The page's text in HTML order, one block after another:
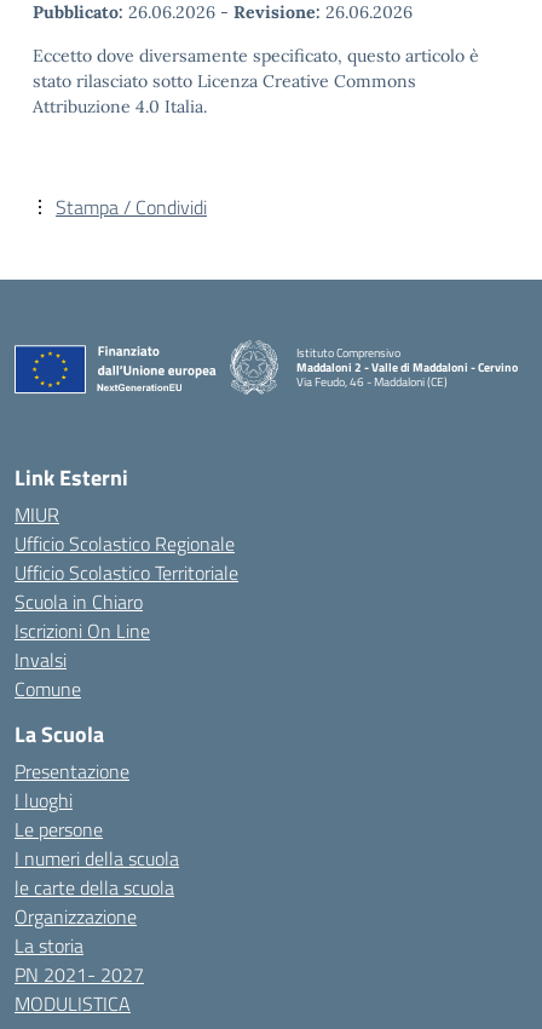
Pubblicato: 26.06.2026 - Revisione: 26.06.2026
Eccetto dove diversamente specificato, questo articolo è
stato rilasciato sotto Licenza Creative Commons
Attribuzione 4.0 Italia.
Stampa / Condividi
Istituto Comprensivo
Maddaloni 2 - Valle di Maddaloni - Cervino
Via Feudo, 46 - Maddaloni (CE)
Link Esterni
MIUR
Ufficio Scolastico Regionale
Ufficio Scolastico Territoriale
Scuola in Chiaro
Iscrizioni On Line
Invalsi
Comune
La Scuola
Presentazione
I luoghi
Le persone
I numeri della scuola
le carte della scuola
Organizzazione
La storia
PN 2021- 2027
MODULISTICA